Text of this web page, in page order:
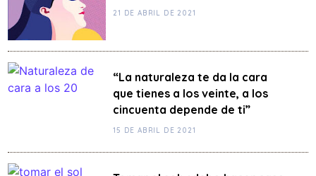
21 DE ABRIL DE 2021
“La naturaleza te da la cara
que tienes a los veinte, a los
cincuenta depende de ti”
15 DE ABRIL DE 2021